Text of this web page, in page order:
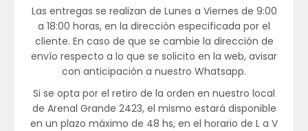
Las entregas se realizan de Lunes a Viernes de 9:00
a 18:00 horas, en la dirección especificada por el
cliente. En caso de que se cambie la dirección de
envío respecto a lo que se solicito en la web, avisar
con anticipación a nuestro Whatsapp.
Si se opta por el retiro de la orden en nuestro local
de Arenal Grande 2423, el mismo estará disponible
en un plazo máximo de 48 hs, en el horario de L a V